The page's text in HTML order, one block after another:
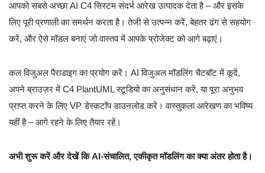
आपको सबसे अच्छा AI C4 सिस्टम संदर्भ आरेख उत्पादक देता है – और इसके
लिए पूरी प्रणाली का समर्थन करता है। तेजी से उत्पन्न करें, बेहतर ढंग से सहयोग
करें, और ऐसे मॉडल बनाएं जो वास्तव में आपके प्रोजेक्ट को आगे बढ़ाएं।
कल विजुअल पैराडाइग का प्रयोग करें। AI विजुअल मॉडलिंग चैटबॉट में कूदें,
अपने ब्राउज़र में C4 PlantUML स्टूडियो का अनुसंधान करें, या पूरा अनुभव
प्राप्त करने के लिए VP डेस्कटॉप डाउनलोड करें। वास्तुकला आरेखण का भविष्य
यहीं है – आगे रहने के लिए तैयार रहें।
अभी शुरू करें और देखें कि AI-संचालित, एकीकृत मॉडलिंग का क्या अंतर होता है।